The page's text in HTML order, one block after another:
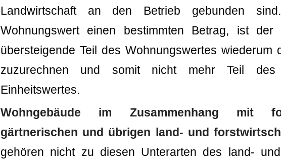
Landwirtschaft an den Betrieb gebunden
Wohnungswert einen bestimmten Betrag, ist der
übersteigende Teil des Wohnungswertes wiederum
zuzurechnen und somit nicht mehr Teil des
Einheitswertes.
Wohngebäude im Zusammenhang mit
gärtnerischen und übrigen land- und
gehören nicht zu diesen Unterarten des land- und